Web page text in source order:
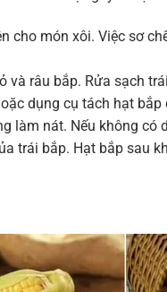
cho món xôi. Việc sơ
và râu bắp. Rửa sạch
dụng cụ tách hạt
làm nát. Nếu không có
trái bắp. Hạt bắp sau